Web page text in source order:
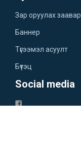
Зар оруулах заавар
Баннер
Түгээмэл асуулт
Бүтэц
Social media